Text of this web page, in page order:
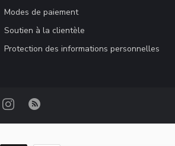
Modes de paiement
Soutien à la clientèle
Protection des informations personnelles